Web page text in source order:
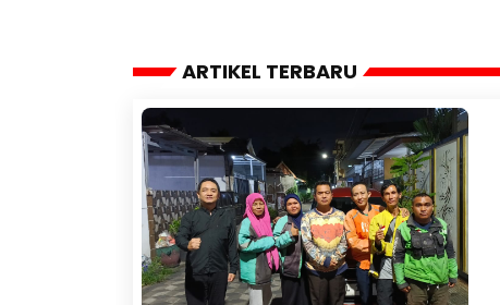
ARTIKEL TERBARU